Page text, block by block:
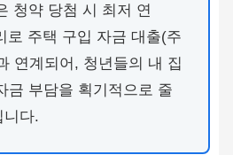
청약 당첨 시 최저 연
로 주택 구입 자금 대출(주
연계되어, 청년들의 내 집
금 부담을 획기적으로 줄
니다.